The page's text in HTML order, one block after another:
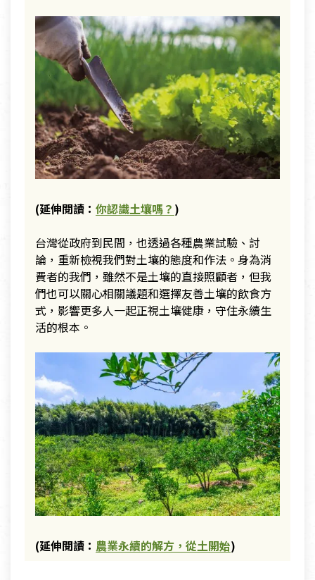
(延伸閱讀： 你認識土壤嗎？ )
台灣從政府到民間，也透過各種農業試驗、討
論，重新檢視我們對土壤的態度和作法。身為消
費者的我們，雖然不是土壤的直接照顧者，但我
們也可以關心相關議題和選擇友善土壤的飲食方
式，影響更多人一起正視土壤健康，守住永續生
活的根本。
(延伸閱讀： 農業永續的解方，從土開始)